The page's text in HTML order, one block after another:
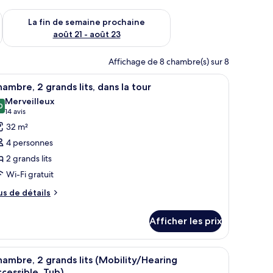
août 14 - août 16
La fin de semaine prochaine
août 21 - août 23
Vérifier la disponibilité pour la fin de semaine prochaine août
Affichage de 8 chambre(s) sur 8
des rideaux.
un bureau, une chaise, une petite table et un tableau au mur.
:
Une chambre d’hôtel avec deux lits, un
15 2 grands lits, dans la tour
sur 10
Merveilleux
14 avis
(14 avis)
32 m²
4 personnes
2 grands lits
Wi-Fi gratuit
de détails
Afficher les prix
une chaise, une télévision et un tableau au mur.
Une chambre d’hôtel avec deux lits, un
6
2 grands lits (Mobility/Hearing